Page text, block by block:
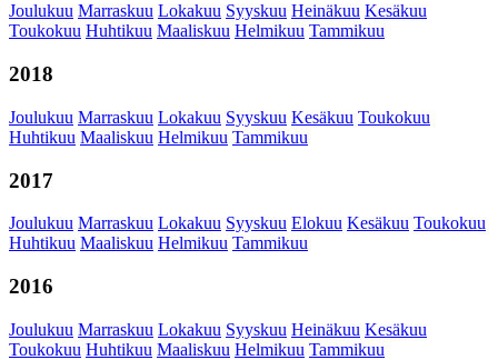
Joulukuu Marraskuu Lokakuu Syyskuu Heinäkuu Kesäkuu
Toukokuu Huhtikuu Maaliskuu Helmikuu Tammikuu
2018
Joulukuu Marraskuu Lokakuu Syyskuu Kesäkuu Toukokuu
Huhtikuu Maaliskuu Helmikuu Tammikuu
2017
Joulukuu Marraskuu Lokakuu Syyskuu Elokuu Kesäkuu Toukokuu
Huhtikuu Maaliskuu Helmikuu Tammikuu
2016
Joulukuu Marraskuu Lokakuu Syyskuu Heinäkuu Kesäkuu
Toukokuu Huhtikuu Maaliskuu Helmikuu Tammikuu